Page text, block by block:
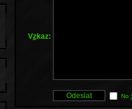
Vzkaz:
No